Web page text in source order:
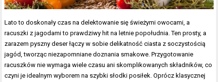
Lato to doskonały czas na delektowanie się świeżymi owocami, a
racuszki z jagodami to prawdziwy hit na letnie popołudnia. Ten prosty, a
zarazem pyszny deser łączy w sobie delikatność ciasta z soczystością
jagód, tworząc niezapomniane doznania smakowe. Przygotowanie
racuszków nie wymaga wiele czasu ani skomplikowanych składników, co
czyni je idealnym wyborem na szybki słodki posiłek. Oprócz klasycznej